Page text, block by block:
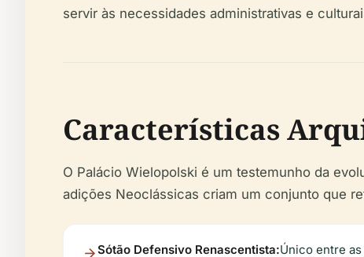
servir às necessidades administrativas e
Características
O Palácio Wielopolski é um testemunho da
adições Neoclássicas criam um conjunto que
Sótão Defensivo Renascentista:Único entre